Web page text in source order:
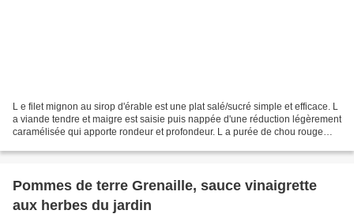
L e filet mignon au sirop d'érable est une plat salé/sucré simple et efficace. L
a viande tendre et maigre est saisie puis nappée d'une réduction légèrement
caramélisée qui apporte rondeur et profondeur. L a purée de chou rouge
Pommes de terre Grenaille, sauce vinaigrette
aux herbes du jardin